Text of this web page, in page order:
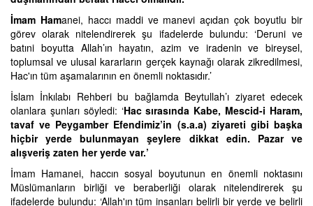
İmam Hamanei, haccı maddi ve manevi açıdan çok boyutlu bir
görev olarak nitelendirerek şu ifadelerde bulundu: ‘Deruni ve
batıni boyutta Allah’ın hayatın, azim ve iradenin ve bireysel,
toplumsal ve ulusal kararların gerçek kaynağı olarak zikredilmesi,
Hac'ın tüm aşamalarının en önemli noktasıdır.’
İslam İnkılabı Rehberi bu bağlamda Beytullah’ı ziyaret edecek
olanlara şunları söyledi: ‘Hac sırasında Kabe, Mescid-i Haram,
tavaf ve Peygamber Efendimiz’in (s.a.a) ziyareti gibi başka
hiçbir yerde bulunmayan şeylere dikkat edin. Pazar ve
alışveriş zaten her yerde var.’
İmam Hamanei, haccın sosyal boyutunun en önemli noktasını
Müslümanların birliği ve beraberliği olarak nitelendirerek şu
ifadelerde bulundu: ‘Allah'ın tüm insanları belirli bir yerde ve belirli